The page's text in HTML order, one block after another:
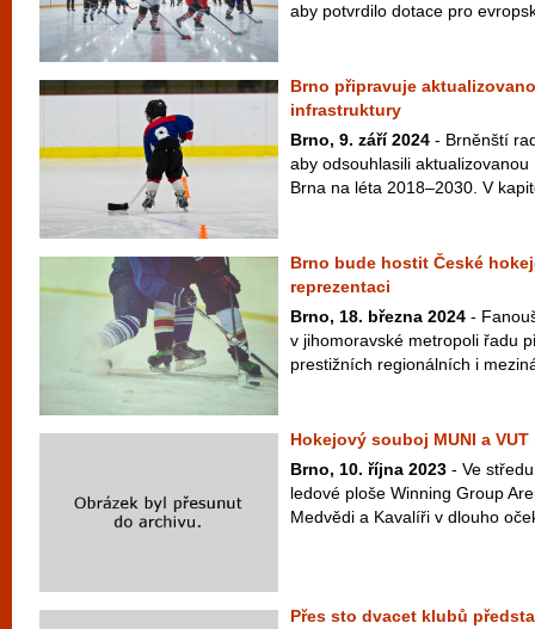
aby potvrdilo dotace pro
Brno připravuje
infrastruktury
Brno, 9. září 2024 - Brněnští
aby odsouhlasili
Brna na léta 2018–2030. V
Brno bude hostit České
reprezentaci
Brno, 18. března 2024 -
v jihomoravské metropoli řadu
prestižních regionálních i
Hokejový souboj MUNI a
Brno, 10. října 2023 - Ve
ledové ploše Winning Group
Medvědi a Kavalíři v dlouho
Přes sto dvacet klubů